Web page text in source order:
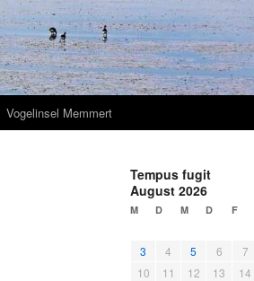
Vogelinsel Memmert
Tempus fugit
August 2026
M D M D F
3
4 5 6 7
10
11 12 13 14